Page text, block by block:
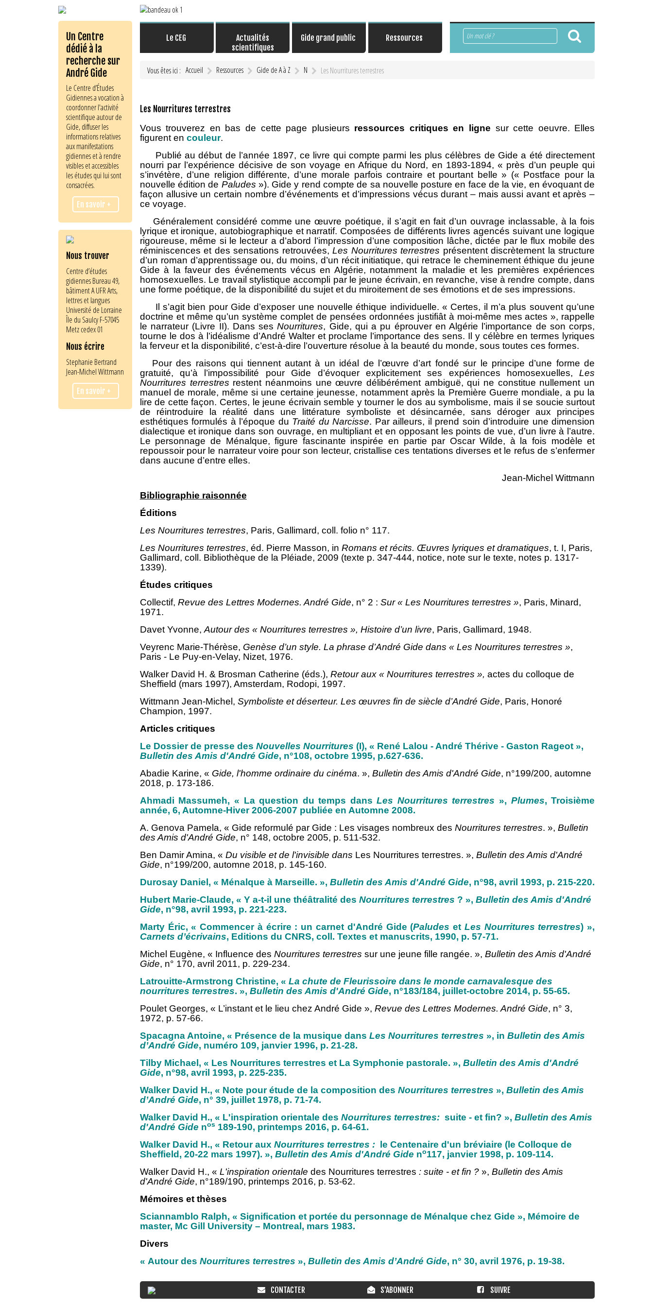
Un Centre
dédié à la
recherche sur
André Gide
Le Centre d’Études
Gidiennes a vocation à
coordonner l'activité
scientifique autour de
Gide, diffuser les
informations relatives
aux manifestations
gidiennes et à rendre
visibles et accessibles
les études qui lui sont
consacrées.
En savoir +
Nous trouver
Centre d’études
gidiennes Bureau 49,
bâtiment A UFR Arts,
lettres et langues
Université de Lorraine
Île du Saulcy F-57045
Metz cedex 01
Nous écrire
Stephanie Bertrand
Jean-Michel Wittmann
En savoir +
Le CEG
Actualités
scientifiques
Gide grand public Ressources
Rechercher
Vous êtes ici : Accueil Ressources Gide de A à Z N Les Nourritures terrestres
Les Nourritures terrestres
Voustrouverez en bas de cette page plusieurs ressources critiques en ligne sur cette oeuvre. Elles
figurent en couleur.
Publié au début de l’année 1897, ce livre qui compte parmi les plus célèbres de Gide a été directement
nourri par l’expérience décisive de son voyage en Afrique du Nord, en 1893-1894, « près d’un peuple qui
s’invétère, d’une religion différente, d’une morale parfois contraire et pourtant belle » (« Postface pour la
nouvelle édition de Paludes »). Gide y rend compte de sa nouvelle posture en face de la vie, en évoquant de
façon allusive un certain nombre d’événements et d’impressions vécus durant – mais aussi avant et après –
ce voyage.
Généralement considéré comme une œuvre poétique, il s’agit en fait d’un ouvrage inclassable, à la fois
lyrique et ironique, autobiographique et narratif. Composées de différents livres agencés suivant une logique
rigoureuse, même si le lecteur a d’abord l’impression d’une composition lâche, dictée par le flux mobile des
réminiscences et des sensations retrouvées,Les Nourritures terrestres présentent discrètement la structure
d’un roman d’apprentissage ou, du moins, d’un récit initiatique, qui retrace le cheminement éthique du jeune
Gide à la faveur des événements vécus en Algérie, notamment la maladie et les premières expériences
homosexuelles. Le travail stylistique accompli par le jeune écrivain, en revanche, vise à rendre compte, dans
une forme poétique, de la disponibilité du sujet et du miroitement de ses émotions et de ses impressions.
Il s’agit bien pour Gide d’exposer une nouvelle éthique individuelle. « Certes, il m’a plus souvent qu’une
doctrine et même qu’un système complet de pensées ordonnées justifiât à moi-même mes actes », rappelle
le narrateur (Livre II). Dans sesNourritures, Gide, qui a pu éprouver en Algérie l’importance de son corps,
tourne le dos à l’idéalisme d’André Walter et proclame l’importance des sens. Il y célèbre en termes lyriques
la ferveur et la disponibilité, c’est-à-dire l’ouverture résolue à la beauté du monde, sous toutes ces formes.
Pour des raisons qui tiennent autant à un idéal de l’œuvre d’art fondé sur le principe d’une forme de
gratuité, qu’à l’impossibilité pour Gide d’évoquer explicitement ses expériences homosexuelles,Les
Nourritures terrestres restent néanmoins une œuvre délibérément ambiguë, qui ne constitue nullement un
manuel de morale, même si une certaine jeunesse, notamment après la Première Guerre mondiale, a pu la
lire de cette façon. Certes, le jeune écrivain semble y tourner le dos au symbolisme, mais il se soucie surtout
de réintroduire la réalité dans une littérature symboliste et désincarnée, sans déroger aux principes
esthétiques formulés à l’époque du Traité du Narcisse. Par ailleurs, il prend soin d’introduire une dimension
dialectique et ironique dans son ouvrage, en multipliant et en opposant les points de vue, d’un livre à l’autre.
Le personnage de Ménalque, figure fascinante inspirée en partie par Oscar Wilde, à la fois modèle et
repoussoir pour le narrateur voire pour son lecteur, cristallise ces tentations diverses et le refus de s’enfermer
dans aucune d’entre elles.
Jean-Michel Wittmann
Bibliographie raisonnée
Éditions
Les Nourritures terrestres, Paris, Gallimard, coll. folio n° 117.
Les Nourritures terrestres, éd. Pierre Masson, in Romans et récits. Œuvres lyriques et dramatiques, t. I, Paris,
Gallimard, coll. Bibliothèque de la Pléiade, 2009 (texte p. 347-444, notice, note sur le texte, notes p. 1317-
1339).
Études critiques
Collectif, Revue des Lettres Modernes. André Gide, n° 2 : Sur « Les Nourritures terrestres », Paris, Minard,
1971.
Davet Yvonne, Autour des « Nourritures terrestres », Histoire d’un livre, Paris, Gallimard, 1948.
Veyrenc Marie-Thérèse, Genèse d’un style. La phrase d’André Gide dans « Les Nourritures terrestres »,
Paris - Le Puy-en-Velay, Nizet, 1976.
Walker David H. & Brosman Catherine (éds.), Retour aux « Nourritures terrestres », actes du colloque de
Sheffield (mars 1997), Amsterdam, Rodopi, 1997.
Wittmann Jean-Michel, Symboliste et déserteur. Les œuvres fin de siècle d’André Gide, Paris, Honoré
Champion, 1997.
Articles critiques
Le Dossier de presse des Nouvelles Nourritures (I), « René Lalou - André Thérive - Gaston Rageot »,
Bulletin des Amis d'André Gide, n°108, octobre 1995, p.627-636.
Abadie Karine, « Gide, l'homme ordinaire du cinéma. », Bulletin des Amis d'André Gide, n°199/200, automne
2018, p. 173-186.
Ahmadi Massumeh, « La question du temps dansLes Nourritures terrestres », Plumes, Troisième
année, 6, Automne-Hiver 2006-2007 publiée en Automne 2008.
A. Genova Pamela, « Gide reformulé par Gide : Les visages nombreux des Nourritures terrestres. », Bulletin
des Amis d'André Gide, n° 148, octobre 2005, p. 511-532.
Ben Damir Amina, « Du visible et de l'invisible dans Les Nourritures terrestres. », Bulletin des Amis d'André
Gide, n°199/200, automne 2018, p. 145-160.
Durosay Daniel, « Ménalque à Marseille. », Bulletin des Amis d'André Gide, n°98, avril 1993, p. 215-220.
Hubert Marie-Claude, « Y a-t-il une théâtralité des Nourritures terrestres ? », Bulletin des Amis d'André
Gide, n°98, avril 1993, p. 221-223.
Marty Éric, « Commencer à écrire : un carnet d'André Gide (Paludes et Les Nourritures terrestres) »,
Carnets d’écrivains, Editions du CNRS, coll. Textes et manuscrits, 1990, p. 57-71.
Michel Eugène, « Influence des Nourritures terrestres sur une jeune fille rangée. », Bulletin des Amis d'André
Gide, n° 170, avril 2011, p. 229-234.
Latrouitte-Armstrong Christine, « La chute de Fleurissoire dans le monde carnavalesque des
nourritures terrestres. », Bulletin des Amis d'André Gide, n°183/184, juillet-octobre 2014, p. 55-65.
Poulet Georges, « L’instant et le lieu chez André Gide », Revue des Lettres Modernes. André Gide, n° 3,
1972, p. 57-66.
Spacagna Antoine, « Présence de la musique dans Les Nourritures terrestres », in Bulletin des Amis
d’André Gide, numéro 109, janvier 1996, p. 21-28.
Tilby Michael, « Les Nourritures terrestres et La Symphonie pastorale. », Bulletin des Amis d'André
Gide, n°98, avril 1993, p. 225-235.
Walker David H., « Note pour étude de la composition des Nourritures terrestres », Bulletin des Amis
d’André Gide, n° 39, juillet 1978, p. 71-74.
Walker David H., « L'inspiration orientale des Nourritures terrestres: suite - et fin? », Bulletin des Amis
d'André Gide nos189-190, printemps 2016, p. 64-61.
Walker David H., « Retour aux Nourritures terrestres : le Centenaire d'un bréviaire (le Colloque de
Sheffield, 20-22 mars 1997). », Bulletin des Amis d'André Gide no117, janvier 1998, p. 109-114.
Walker David H., « L'inspiration orientale des Nourritures terrestres : suite - et fin ?», Bulletin des Amis
d'André Gide, n°189/190, printemps 2016, p. 53-62.
Mémoires et thèses
Sciannamblo Ralph, « Signification et portée du personnage de Ménalque chez Gide », Mémoire de
master, Mc Gill University – Montreal, mars 1983.
Divers
« Autour des Nourritures terrestres », Bulletin des Amis d’André Gide, n° 30, avril 1976, p. 19-38.
CONTACTER S'ABONNER SUIVRE